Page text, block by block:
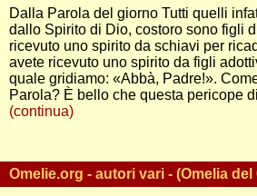
Dalla Parola del giorno Tutti quelli
dallo Spirito di Dio, costoro sono figli
ricevuto uno spirito da schiavi per
avete ricevuto uno spirito da figli
quale gridiamo: «Abbà, Padre!».
Parola? È bello che questa pericope
(continua)
Omelie.org - autori vari - (Omelia del